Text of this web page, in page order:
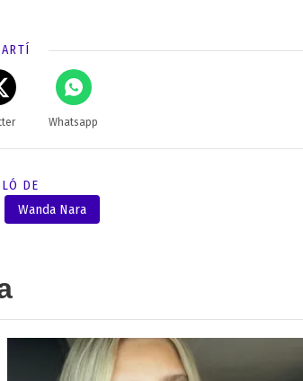
Whatsapp
DE
Wanda Nara